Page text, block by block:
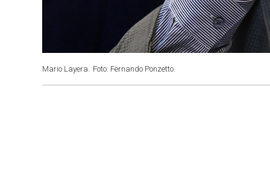
Mario Layera. Foto: Fernando Ponzetto.